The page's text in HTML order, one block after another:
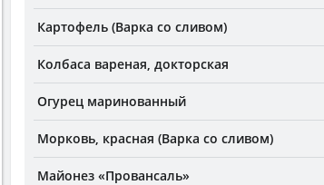
Картофель (Варка со сливом)
Колбаса вареная, докторская
Огурец маринованный
Морковь, красная (Варка со сливом)
Майонез «Провансаль»